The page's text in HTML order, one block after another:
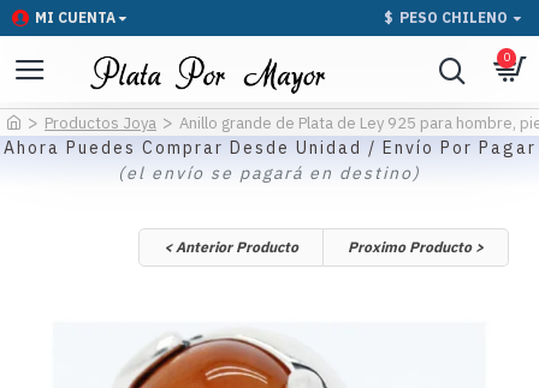
MI CUENTA $ PESO CHILENO
0
Productos Joya Anillo grande de Plata de Ley 925 para hombre,
Ahora Puedes Comprar Desde Unidad / Envío Por Pagar
(el envío se pagará en destino)
< Anterior Producto Proximo Producto >